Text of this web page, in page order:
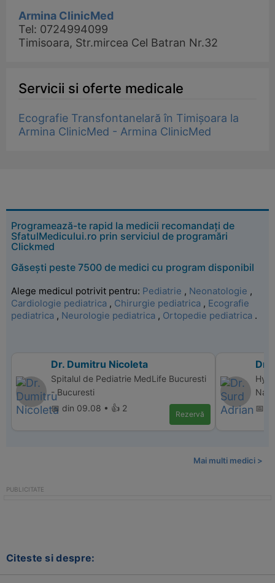
Armina ClinicMed
Tel: 0724994099
Timisoara, Str.mircea Cel Batran Nr.32
Servicii si oferte medicale
Ecografie Transfontanelară în Timișoara la
Armina ClinicMed - Armina ClinicMed
Programează-te rapid la medicii recomandați de
SfatulMedicului.ro prin serviciul de programări
Clickmed
Găsești peste 7500 de medici cu program disponibil
Alege medicul potrivit pentru: Pediatrie , Neonatologie ,
Cardiologie pediatrica , Chirurgie pediatrica , Ecografie
pediatrica , Neurologie pediatrica , Ortopedie pediatrica .
Dr. Dumitru Nicoleta
Spitalul de Pediatrie MedLife Bucuresti
- Bucuresti
📅 din 09.08 • 👍 2
Rezervă
Dr.
📅
Mai multi medici >
Citeste si despre: